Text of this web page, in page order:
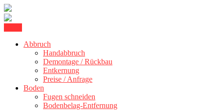
content
BBS Technik GmbH
300 kmAbbruch
Handabbruch
Demontage / Rückbau
Entkernung
Preise / Anfrage
Boden
Fugen schneiden
Bodenbelag-Entfernung